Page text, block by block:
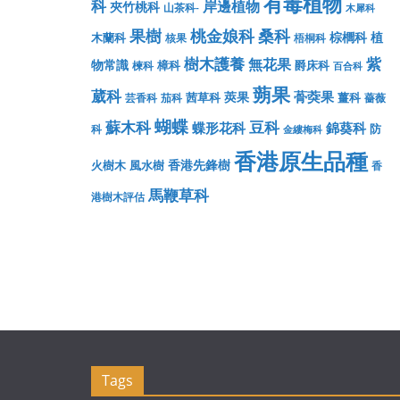
科 夾竹桃科 山茶科- 岸邊植物 木犀科
木蘭科 果樹 核果 桃金娘科桑科 梧桐科 棕櫚科 植
物常識 楝科 樟科 樹木護養無花果 爵床科 百合科 紫
葳科 芸香科 茄科 茜草科 莢果 蒴果蓇葖果 薑科 薔薇
科 蘇木科蝴蝶蝶形花科豆科 金縷梅科 錦葵科 防
火樹木 風水樹 香港先鋒樹 香港原生品種 香
港樹木評估 馬鞭草科
Tags